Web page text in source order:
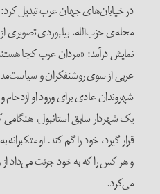
محله‌ی حزب‌الله، بیلبوردی تصویری از
نمایش درآمد: «مردان عرب کجا
عربی از سوی روشنفکران و
شهروندان عادی برای ورود او
یک شهردار سابق استانبول،
قرار گیرد، خود را گم کند. او متکبرانه
و هر کس را که به خود جرئت می‌داد از
می‌کرد.